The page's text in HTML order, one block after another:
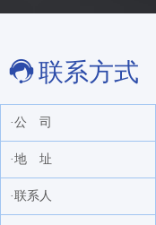
上海瞿
上海东
格林大
蒙泰矿(
联系方式
·公 司
·地 址
·联系人